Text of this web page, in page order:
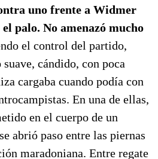
uno frente a Widmer
palo. No amenazó mucho
el control del partido,
cándido, con poca
cargaba cuando podía con
En una de ellas,
en el cuerpo de un
abrió paso entre las piernas
maradoniana. Entre regate